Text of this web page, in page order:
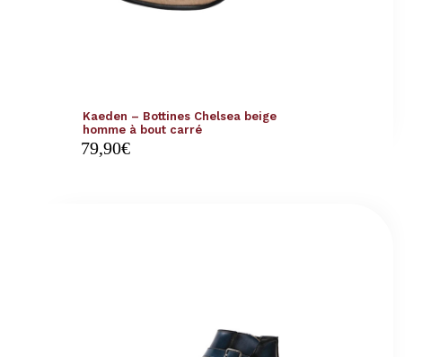
Kaeden – Bottines Chelsea beige
homme à bout carré
79,90€